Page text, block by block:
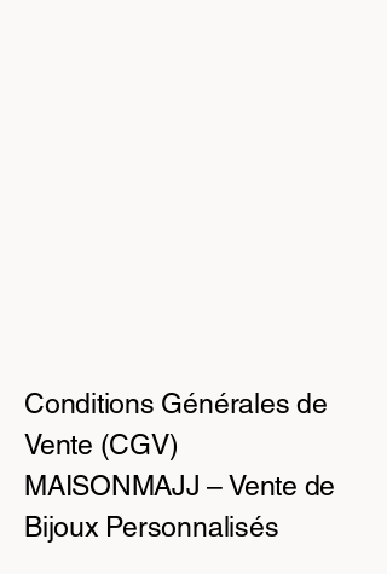
Conditions Générales de
Vente (CGV)
MAISONMAJJ – Vente de
Bijoux Personnalisés